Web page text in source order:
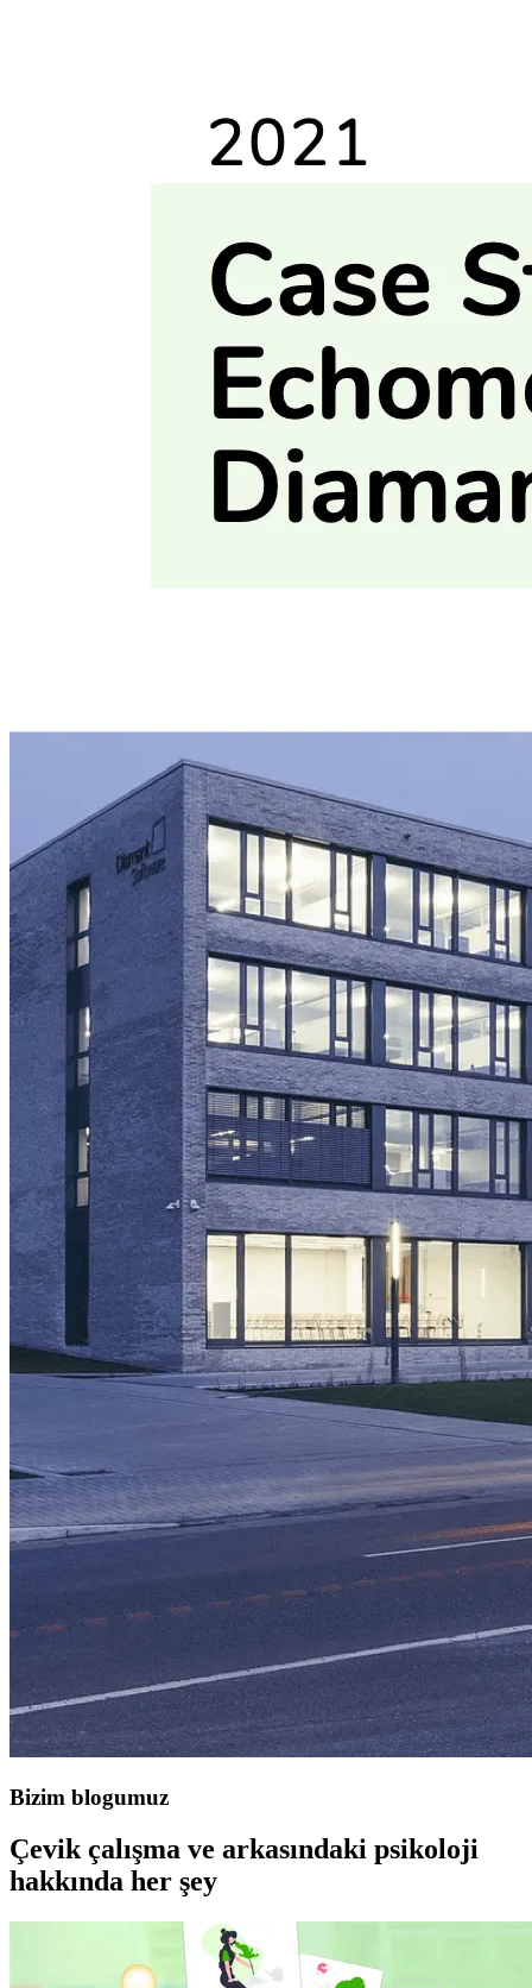
Bizim blogumuz
Çevik çalışma ve arkasındaki psikoloji
hakkında her şey